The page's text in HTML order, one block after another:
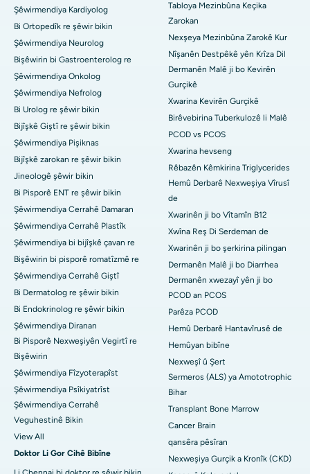
Şêwirmendiya Kardiyolog
Bi Ortopedîk re şêwir bikin
Şêwirmendiya Neurolog
Bişêwirin bi Gastroenterolog re
Şêwirmendiya Onkolog
Şêwirmendiya Nefrolog
Bi Urolog re şêwir bikin
Bijîşkê Giştî re şêwir bikin
Şêwirmendiya Pişiknas
Bijîşkê zarokan re şêwir bikin
Jineologê şêwir bikin
Bi Pisporê ENT re şêwir bikin
Şêwirmendiya Cerrahê Damaran
Şêwirmendiya Cerrahê Plastîk
Şêwirmendiya bi bijîşkê çavan re
Bişêwirin bi pisporê romatîzmê re
Şêwirmendiya Cerrahê Giştî
Bi Dermatolog re şêwir bikin
Bi Endokrinolog re şêwir bikin
Şêwirmendiya Diranan
Bi Pisporê Nexweşiyên Vegirtî re
Bişêwirin
Şêwirmendiya Fîzyoterapîst
Şêwirmendiya Psîkiyatrîst
Şêwirmendiya Cerrahê
Veguhestinê Bikin
View All
Doktor Li Gor Cihê Bibîne
Tabloya Mezinbûna Keçika
Zarokan
Nexşeya Mezinbûna Zarokê Kur
Nîşanên Destpêkê yên Krîza Dil
Dermanên Malê ji bo Kevirên
Gurçikê
Xwarina Kevirên Gurçikê
Birêvebirina Tuberkulozê li Malê
PCOD vs PCOS
Xwarina hevseng
Rêbazên Kêmkirina Triglycerides
Hemû Derbarê Nexweşiya Vîrusî
de
Xwarinên ji bo Vîtamîn B12
Xwîna Reş Di Serdeman de
Xwarinên ji bo şerkirina pilingan
Dermanên Malê ji bo Diarrhea
Dermanên xwezayî yên ji bo
PCOD an PCOS
Parêza PCOD
Hemû Derbarê Hantavîrusê de
Hemûyan bibîne
Nexweşî û Şert
Sermeros (ALS) ya Amototrophic
Bihar
Transplant Bone Marrow
Cancer Brain
qansêra pêsîran
Nexweşiya Gurçik a Kronîk (CKD)